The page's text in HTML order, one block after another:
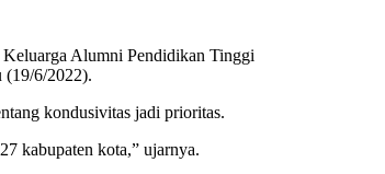
Keluarga Alumni Pendidikan Tinggi
6/2022).
kondusivitas jadi prioritas.
kabupaten kota,” ujarnya.